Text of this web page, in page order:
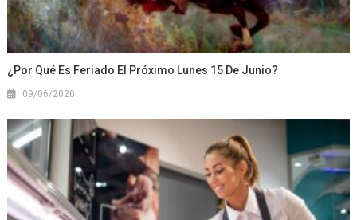
¿Por Qué Es Feriado El Próximo Lunes 15 De Junio?
09/06/2020